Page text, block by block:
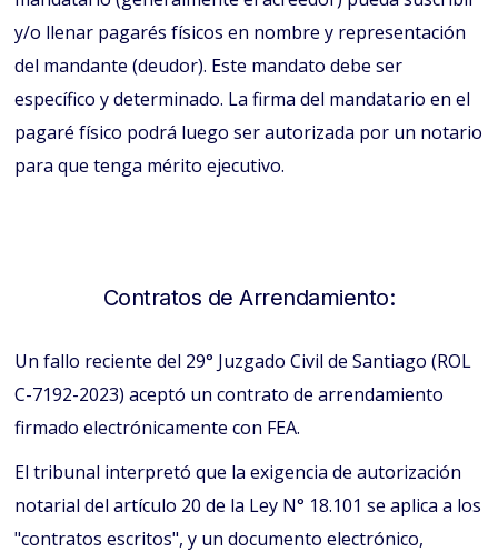
y/o llenar pagarés físicos en nombre y representación
del mandante (deudor). Este mandato debe ser
específico y determinado. La firma del mandatario en el
pagaré físico podrá luego ser autorizada por un notario
para que tenga mérito ejecutivo.
Contratos de Arrendamiento:
Un fallo reciente del 29° Juzgado Civil de Santiago (ROL
C-7192-2023) aceptó un contrato de arrendamiento
firmado electrónicamente con FEA.
El tribunal interpretó que la exigencia de autorización
notarial del artículo 20 de la Ley N° 18.101 se aplica a los
"contratos escritos", y un documento electrónico,